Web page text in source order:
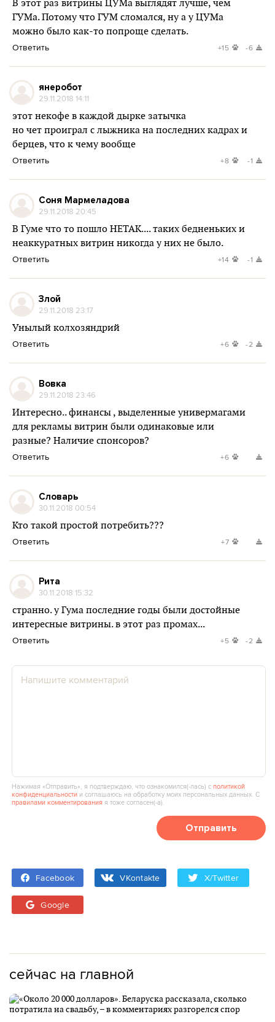
В этот раз витрины ЦУМа выглядят лучше, чем
ГУМа. Потому что ГУМ сломался, ну а у ЦУМа
можно было как-то попроще сделать.
Ответить +15 -6
янеробот
29.11.2018 14:11
этот некофе в каждой дырке затычка
но чет проиграл с лыжника на последних кадрах и
берцев, что к чему вообще
Ответить +8 -1
Соня Мармеладова
29.11.2018 20:45
В Гуме что то пошло НЕТАК.... таких бедненьких и
неаккуратных витрин никогда у них не было.
Ответить +14 -1
Злой
29.11.2018 23:17
Унылый колхозяндрий
Ответить +6 -2
Вовка
29.11.2018 23:46
Интересно.. финансы , выделенные универмагами
для рекламы витрин были одинаковые или
разные? Наличие спонсоров?
Ответить +6
Словарь
30.11.2018 00:54
Кто такой простой потребить???
Ответить +7
Рита
30.11.2018 15:32
странно. у Гума последние годы были достойные
интересные витрины. в этот раз промах...
Ответить +5 -2
Нажимая «Отправить», я подтверждаю, что ознакомился(‑лась) сполитикой
конфиденциальности и соглашаюсь на обработку моих персональных данных. С
правилами комментирования я тоже согласен(‑а).
Отправить
Facebook VKontakte X/Twitter
Google
сейчас на главной